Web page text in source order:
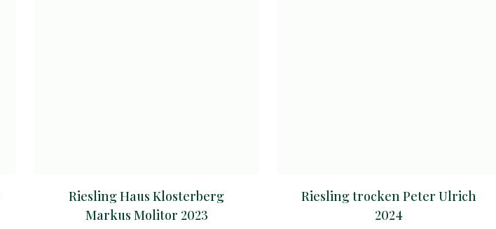
Riesling Haus Klosterberg
Markus Molitor 2023
Riesling trocken Peter Ulrich
2024